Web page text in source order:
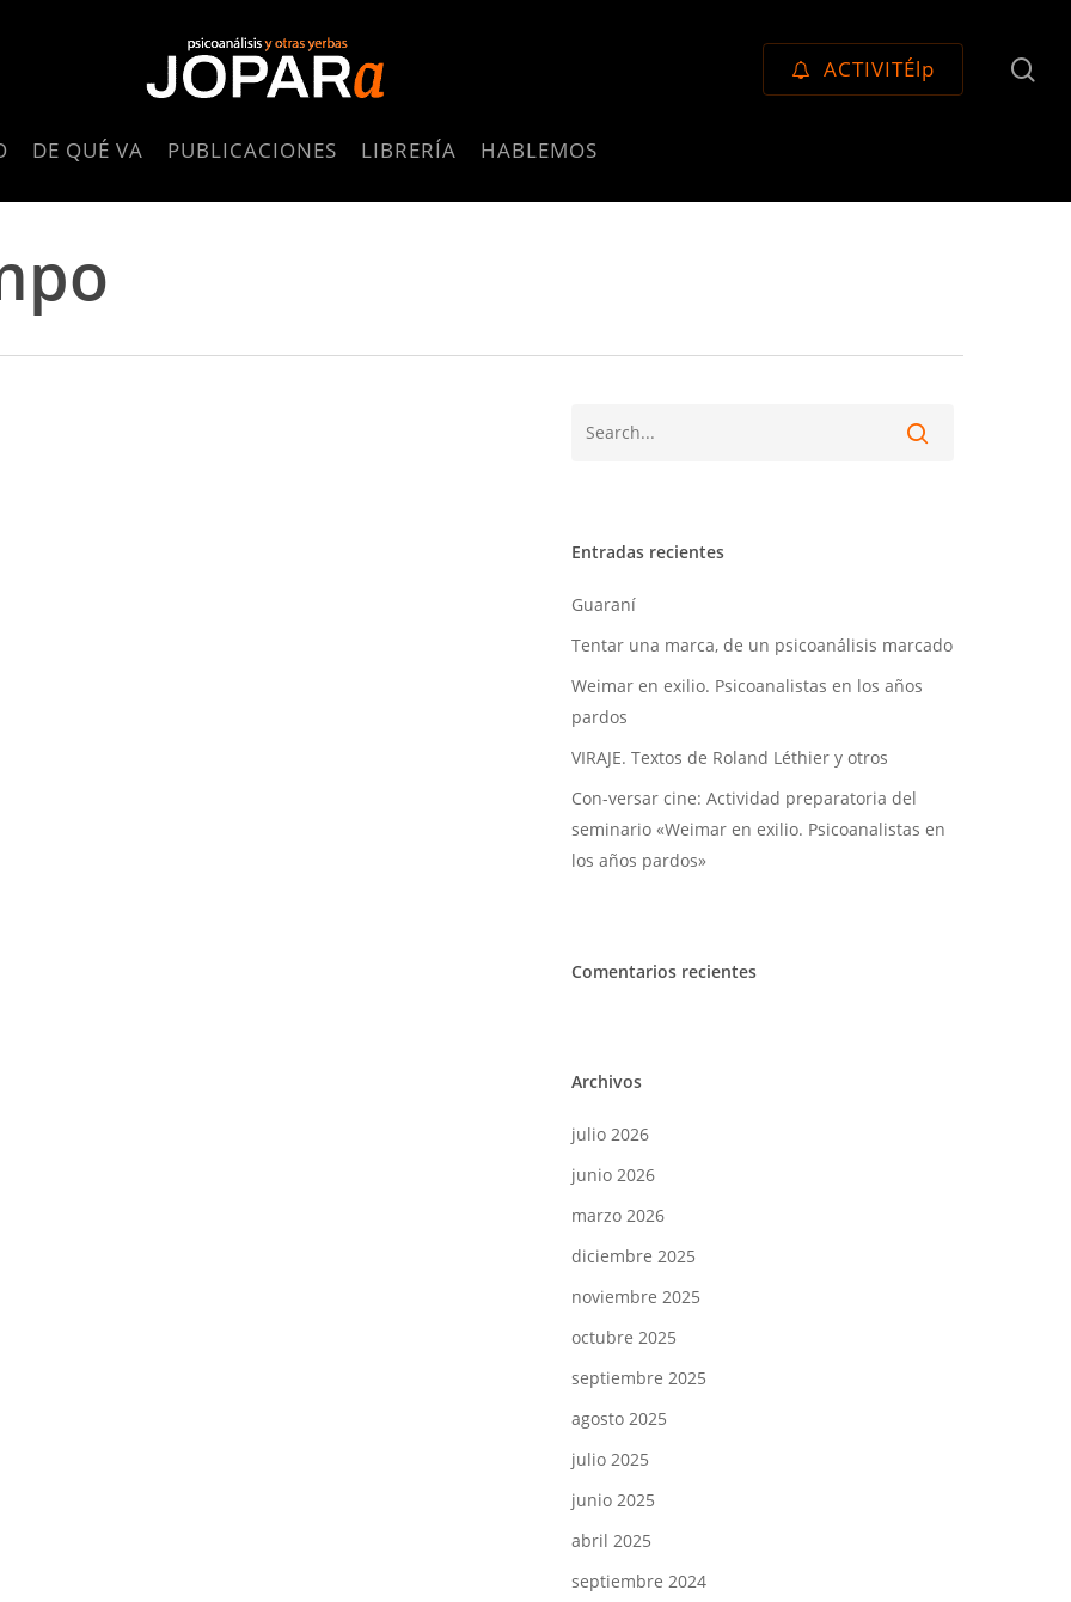
ACTIVITÉlp
DE QUÉ VA PUBLICACIONES LIBRERÍA HABLEMOS
Entradas recientes
Guaraní
Tentar una marca, de un psicoanálisis marcado
Weimar en exilio. Psicoanalistas en los años
pardos
VIRAJE. Textos de Roland Léthier y otros
Con-versar cine: Actividad preparatoria del
seminario «Weimar en exilio. Psicoanalistas en
los años pardos»
Comentarios recientes
Archivos
julio 2026
junio 2026
marzo 2026
diciembre 2025
noviembre 2025
octubre 2025
septiembre 2025
agosto 2025
julio 2025
junio 2025
abril 2025
septiembre 2024